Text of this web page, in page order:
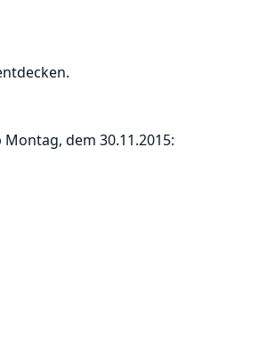
dem 30.11.2015: